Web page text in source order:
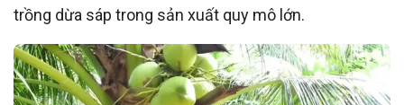
trồng dừa sáp trong sản xuất quy mô lớn.